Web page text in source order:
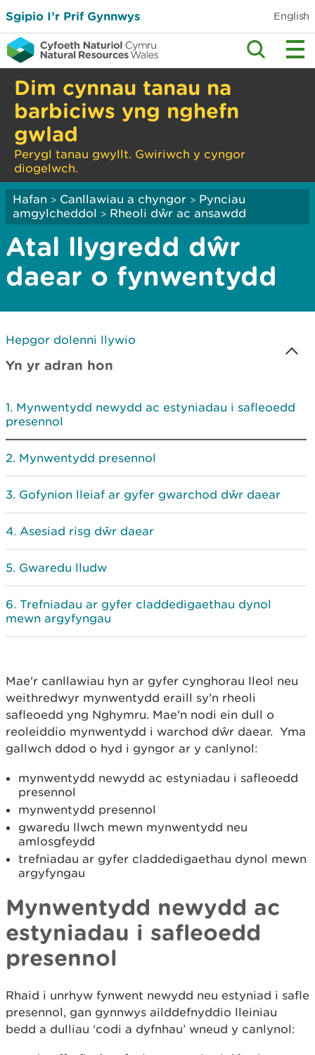
Sgipio I’r Prif Gynnwys English
Dim cynnau tanau na
barbiciws yng nghefn
gwlad
Perygl tanau gwyllt. Gwiriwch y cyngor
diogelwch.
Hafan > Canllawiau a chyngor > Pynciau
amgylcheddol > Rheoli dŵr ac ansawdd
Atal llygredd dŵr
daear o fynwentydd
Hepgor dolenni llywio
Yn yr adran hon
Mynwentydd newydd ac estyniadau i safleoedd
presennol
Mynwentydd presennol
Gofynion lleiaf ar gyfer gwarchod dŵr daear
Asesiad risg dŵr daear
Gwaredu lludw
Trefniadau ar gyfer claddedigaethau dynol
mewn argyfyngau
Mae'r canllawiau hyn ar gyfer cynghorau lleol neu
weithredwyr mynwentydd eraill sy'n rheoli
safleoedd yng Nghymru. Mae'n nodi ein dull o
reoleiddio mynwentydd i warchod dŵr daear. Yma
gallwch ddod o hyd i gyngor ar y canlynol:
mynwentydd newydd ac estyniadau i safleoedd
presennol
mynwentydd presennol
gwaredu llwch mewn mynwentydd neu
amlosgfeydd
trefniadau ar gyfer claddedigaethau dynol mewn
argyfyngau
Mynwentydd newydd ac
estyniadau i safleoedd
presennol
Rhaid i unrhyw fynwent newydd neu estyniad i safle
presennol, gan gynnwys ailddefnyddio lleiniau
bedd a dulliau ‘codi a dyfnhau’ wneud y canlynol: